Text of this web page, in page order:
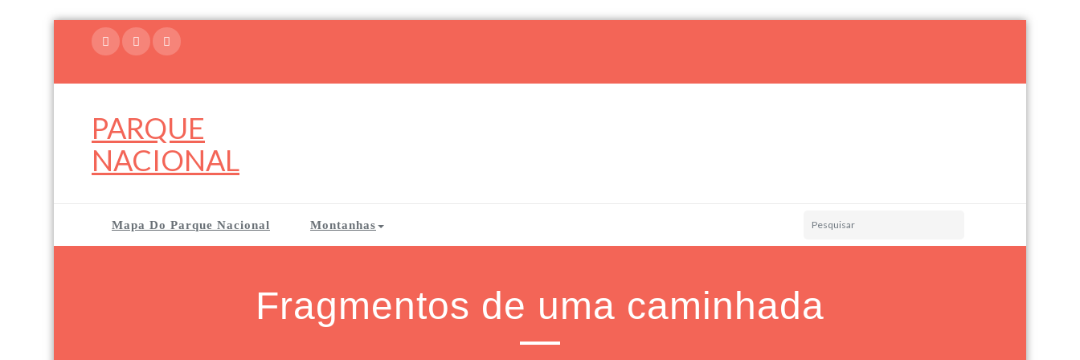
PARQUE
NACIONAL
Mapa Do Parque Nacional Montanhas
Fragmentos de uma caminhada